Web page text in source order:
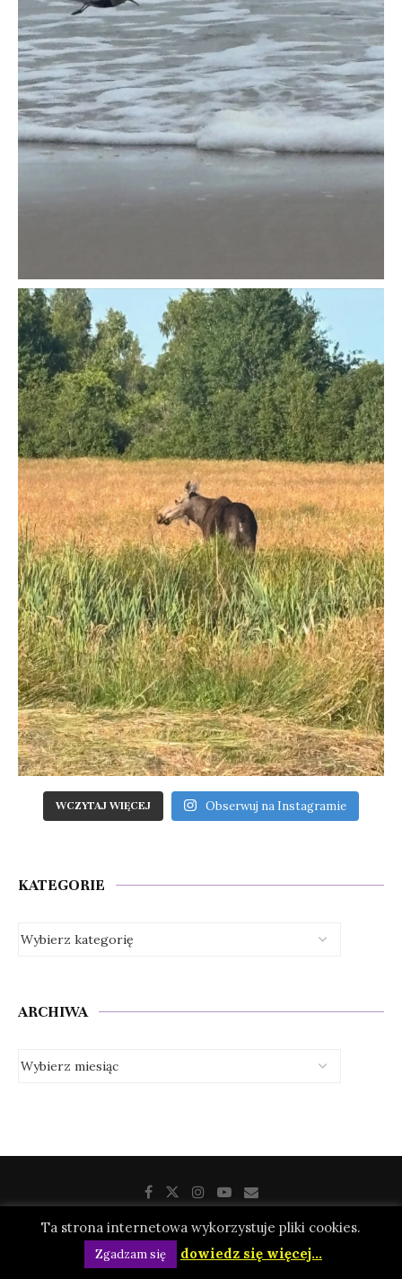
WCZYTAJ WIĘCEJ Obserwuj na Instagramie
KATEGORIE
ARCHIWA
@2019 - All Right Reserved. keepcalmcarryon.pl
Ta strona internetowa wykorzystuje pliki cookies.
Zgadzam się dowiedz się więcej...